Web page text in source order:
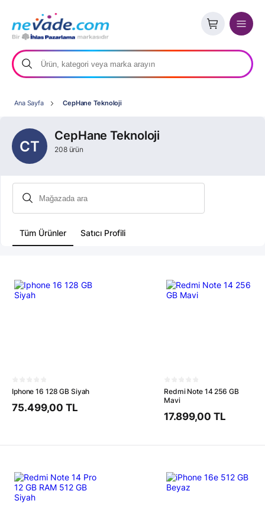
Ana Sayfa CepHane Teknoloji
CT
CepHane Teknoloji
208 ürün
Tüm Ürünler Satıcı Profili
Iphone 16 128 GB Siyah
75.499,00 TL
Redmi Note 14 256 GB
Mavi
17.899,00 TL